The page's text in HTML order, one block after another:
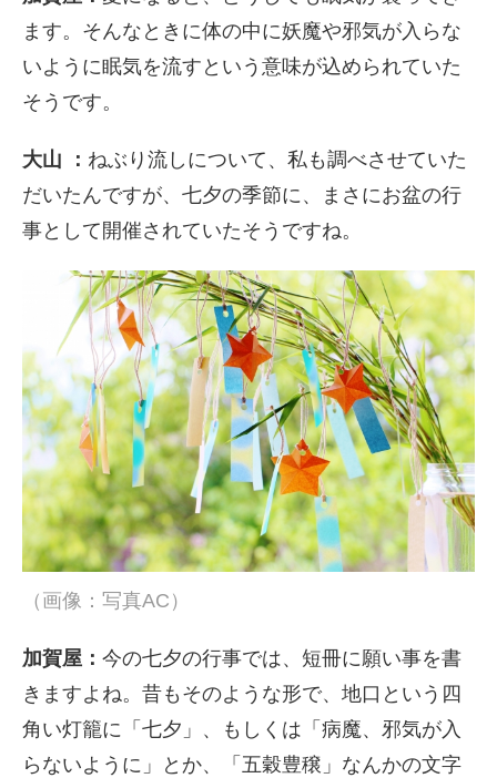
ます。そんなときに体の中に妖魔や邪気が入らな
いように眠気を流すという意味が込められていた
そうです。
大山 ： ねぶり流しについて、私も調べさせていた
だいたんですが、七夕の季節に、まさにお盆の行
事として開催されていたそうですね。
（画像：写真AC）
加賀屋： 今の七夕の行事では、短冊に願い事を書
きますよね。昔もそのような形で、地口という四
角い灯籠に「七夕」、もしくは「病魔、邪気が入
らないように」とか、「五穀豊穣」なんかの文字